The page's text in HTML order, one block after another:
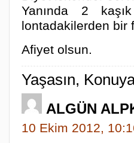
Yanında 2
lontadakilerden bir
Afiyet olsun.
Yaşasın,
ALGÜN
10 Ekim 2012,